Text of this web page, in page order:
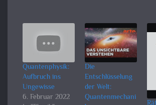
Quantenphysik:
Aufbruch ins
Ungewisse
6. Februar 2022
Die
Entschlüsselung
der Welt:
Quantenmechani